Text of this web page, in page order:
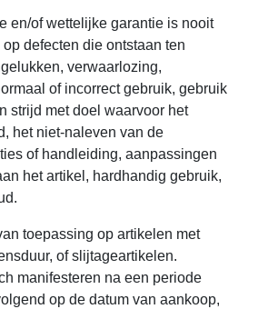
en/of wettelijke garantie is nooit
defecten die ontstaan ten
verwaarlozing,
of incorrect gebruik, gebruik
strijd met doel waarvoor het
het niet-naleven van de
of handleiding, aanpassingen
het artikel, hardhandig gebruik,
toepassing op artikelen met
of slijtageartikelen.
manifesteren na een periode
op de datum van aankoop,